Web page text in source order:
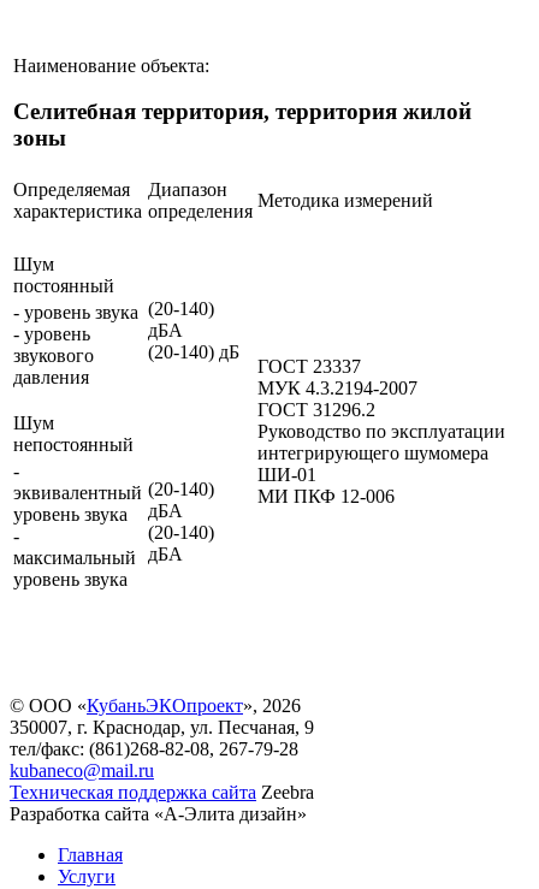
Наименование объекта:
Селитебная территория, территория жилой
зоны
Определяемая
характеристика
Диапазон
определения
Методика измерений
Шум
постоянный
(20-140)
дБА
(20-140) дБ
ГОСТ 23337
МУК 4.3.2194-2007
ГОСТ 31296.2
Руководство по эксплуатации
интегрирующего шумомера
ШИ-01
МИ ПКФ 12-006
- уровень звука
- уровень
звукового
давления
Шум
непостоянный
(20-140)
дБА
(20-140)
дБА
-
эквивалентный
уровень звука
-
максимальный
уровень звука
© ООО «КубаньЭКОпроект», 2026
350007, г. Краснодар, ул. Песчаная, 9
тел/факс: (861)268-82-08, 267-79-28
kubaneco@mail.ru
Техническая поддержка сайта Zeebra
Разработка сайта «А-Элита дизайн»
Главная
Услуги